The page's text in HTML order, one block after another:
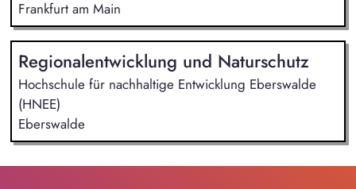
Frankfurt am Main
Regionalentwicklung und Naturschutz
Hochschule für nachhaltige Entwicklung Eberswalde
(HNEE)
Eberswalde